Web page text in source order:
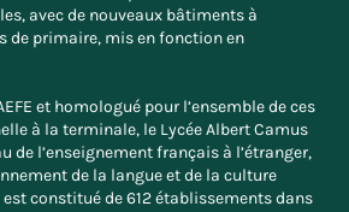
avec de nouveaux bâtiments à
de primaire, mis en fonction en
et homologué pour l’ensemble de ces
à la terminale, le Lycée Albert Camus
de l’enseignement français à l’étranger,
de la langue et de la culture
constitué de 612 établissements dans